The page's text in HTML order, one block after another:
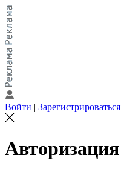
Войти | Зарегистрироваться
Авторизация